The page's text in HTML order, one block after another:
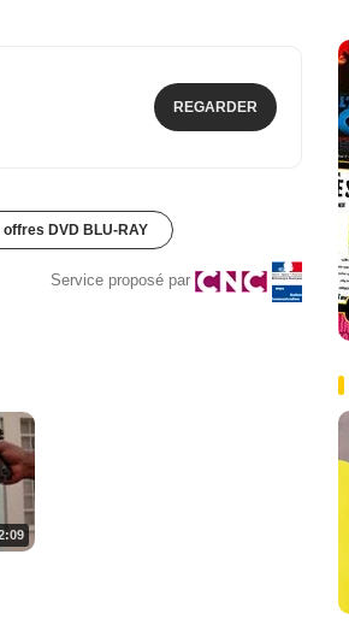
REGARDER
DVD BLU-RAY
Service proposé par